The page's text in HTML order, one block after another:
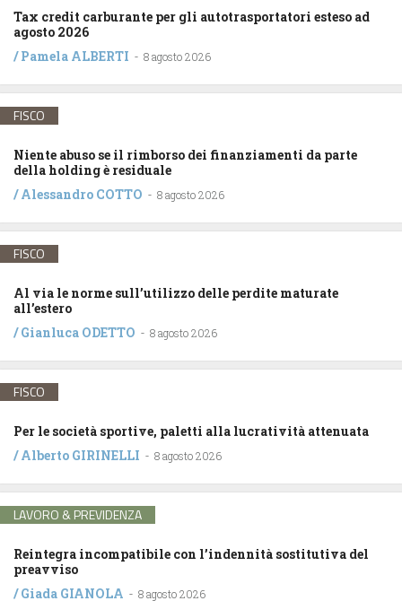
Tax credit carburante per gli autotrasportatori esteso ad
agosto 2026
/Pamela ALBERTI - 8 agosto 2026
FISCO
Niente abuso se il rimborso dei finanziamenti da parte
della holding è residuale
/Alessandro COTTO - 8 agosto 2026
FISCO
Al via le norme sull’utilizzo delle perdite maturate
all’estero
/Gianluca ODETTO - 8 agosto 2026
FISCO
Per le società sportive, paletti alla lucratività attenuata
/Alberto GIRINELLI - 8 agosto 2026
LAVORO & PREVIDENZA
Reintegra incompatibile con l’indennità sostitutiva del
preavviso
/Giada GIANOLA - 8 agosto 2026